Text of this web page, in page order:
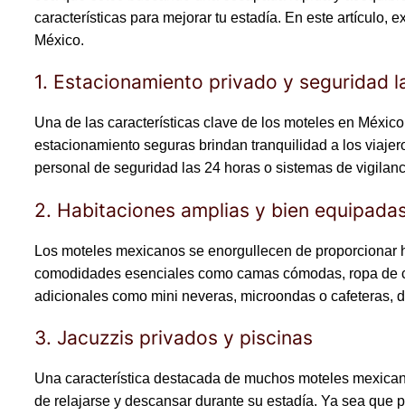
características para mejorar tu estadía. En este artículo,
México.
1. Estacionamiento privado y seguridad
Una de las características clave de los moteles en
estacionamiento seguras brindan tranquilidad a los
personal de seguridad las 24 horas o sistemas de
2. Habitaciones amplias y bien
Los moteles mexicanos se enorgullecen de
comodidades esenciales como camas cómodas, ropa
adicionales como mini neveras, microondas o cafeteras,
3. Jacuzzis privados y piscinas
Una característica destacada de muchos moteles
de relajarse y descansar durante su estadía. Ya sea